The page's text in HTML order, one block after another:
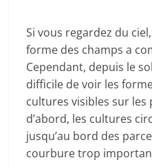
Si vous regardez du
forme des champs a
Cependant, depuis le
difficile de voir les
cultures visibles sur
d’abord, les cultures
jusqu’au bord des
courbure trop